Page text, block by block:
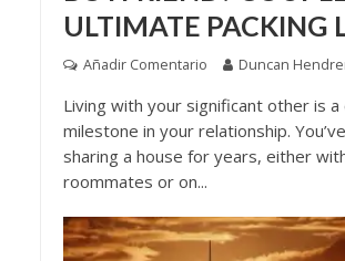
ULTIMATE PACKING
Añadir Comentario Duncan
Living with your significant other is a
milestone in your relationship.
sharing a house for years, either
roommates or on...